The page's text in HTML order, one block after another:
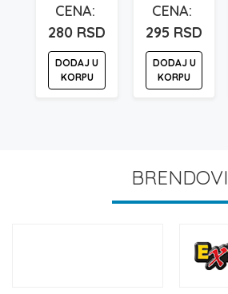
280 RSD
DODAJ U
KORPU
295 RSD
DODAJ U
KORPU
BRENDOVI